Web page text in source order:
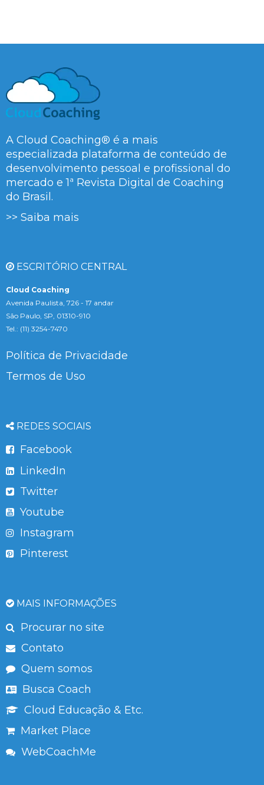
A Cloud Coaching® é a mais
especializada plataforma de conteúdo de
desenvolvimento pessoal e profissional do
mercado e 1ª Revista Digital de Coaching
do Brasil.
>> Saiba mais
ESCRITÓRIO CENTRAL
Cloud Coaching
Avenida Paulista, 726 - 17 andar
São Paulo, SP, 01310-910
Tel.: (11) 3254-7470
Política de Privacidade
Termos de Uso
REDES SOCIAIS
Facebook
LinkedIn
Twitter
Youtube
Instagram
Pinterest
MAIS INFORMAÇÕES
Procurar no site
Contato
Quem somos
Busca Coach
Cloud Educação & Etc.
Market Place
WebCoachMe